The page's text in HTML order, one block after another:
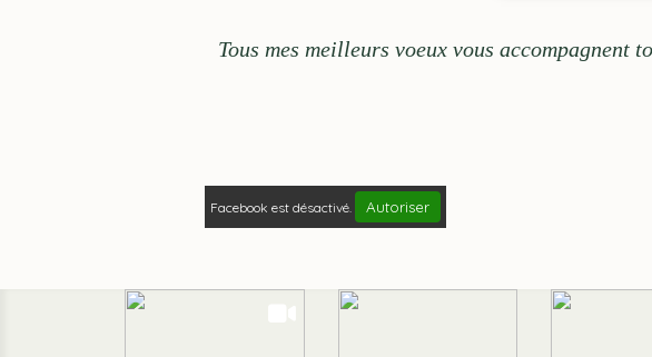
Tous mes meilleurs voeux vous accompagnent
Facebook est désactivé. Autoriser